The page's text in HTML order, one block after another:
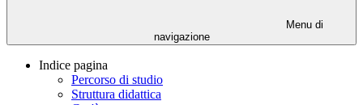
Menu di
navigazione
Indice pagina
Percorso di studio
Struttura didattica